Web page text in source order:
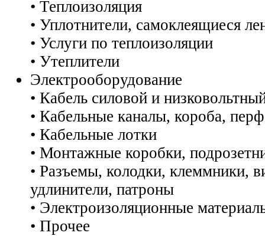
• Теплоизоляция
• Уплотнители, самоклеящиеся
• Услуги по теплоизоляции
• Утеплители
Электрооборудование
• Кабель силовой и
• Кабельные каналы, короба,
• Кабельные лотки
• Монтажные коробки,
• Разъемы, колодки, клеммники,
удлинители, патроны
• Электроизоляционные
• Прочее